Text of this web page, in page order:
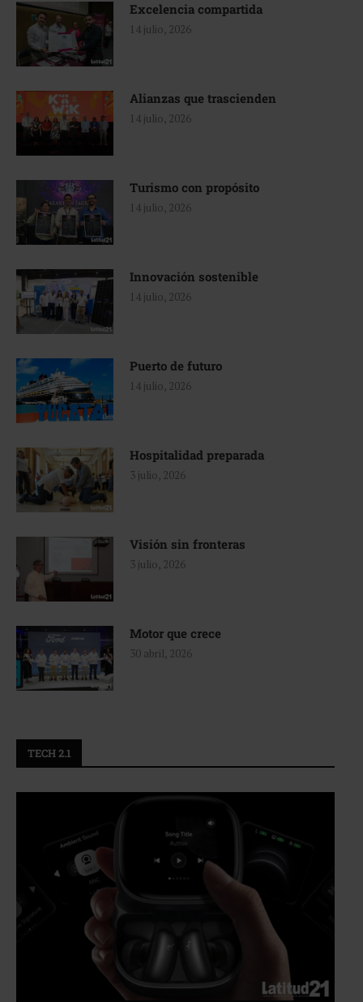
Excelencia compartida
14 julio, 2026
Alianzas que trascienden
14 julio, 2026
Turismo con propósito
14 julio, 2026
Innovación sostenible
14 julio, 2026
Puerto de futuro
14 julio, 2026
Hospitalidad preparada
3 julio, 2026
Visión sin fronteras
3 julio, 2026
Motor que crece
30 abril, 2026
TECH 2.1